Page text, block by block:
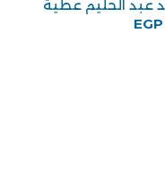
عبد الحليم عطية
EGP